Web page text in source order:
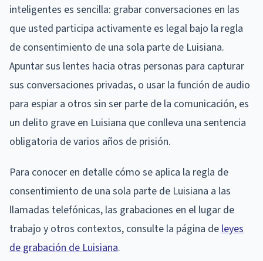
inteligentes es sencilla: grabar conversaciones en las
que usted participa activamente es legal bajo la regla
de consentimiento de una sola parte de Luisiana.
Apuntar sus lentes hacia otras personas para capturar
sus conversaciones privadas, o usar la función de audio
para espiar a otros sin ser parte de la comunicación, es
un delito grave en Luisiana que conlleva una sentencia
obligatoria de varios años de prisión.
Para conocer en detalle cómo se aplica la regla de
consentimiento de una sola parte de Luisiana a las
llamadas telefónicas, las grabaciones en el lugar de
trabajo y otros contextos, consulte la página de leyes
de grabación de Luisiana.